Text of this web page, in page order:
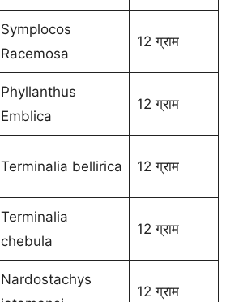
Symplocos
Racemosa
12 ग्राम
Phyllanthus
Emblica
12 ग्राम
Terminalia bellirica 12 ग्राम
Terminalia
chebula
12 ग्राम
Nardostachys
12 ग्राम